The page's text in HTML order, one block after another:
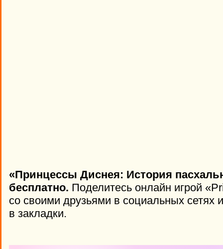
«Принцессы Диснея: История
бесплатно. Поделитесь онлайн игрой
со своими друзьями в социальных сетях
в закладки.